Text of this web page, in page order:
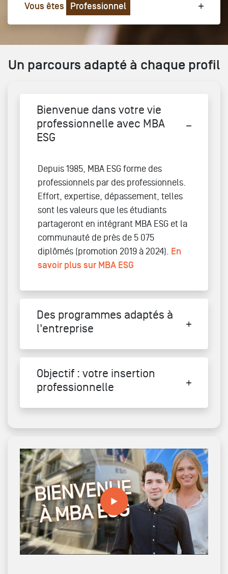
Vous êtes Professionnel
Un parcours adapté à chaque profil
Bienvenue dans votre vie
professionnelle avec MBA
ESG
Depuis 1985, MBA ESG forme des
professionnels par des professionnels.
Effort, expertise, dépassement, telles
sont les valeurs que les étudiants
partageront en intégrant MBA ESG et la
communauté de près de 5 075
diplômés (promotion 2019 à 2024). En
savoir plus sur MBA ESG
Des programmes adaptés à
l'entreprise
Objectif : votre insertion
professionnelle
Bienvenue aux MBA ESG !